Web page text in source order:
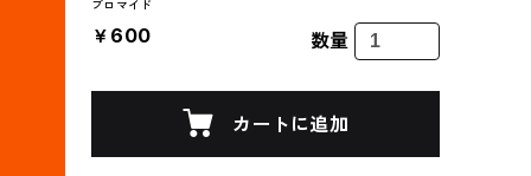
ブロマイド
￥600 数量
カートに追加